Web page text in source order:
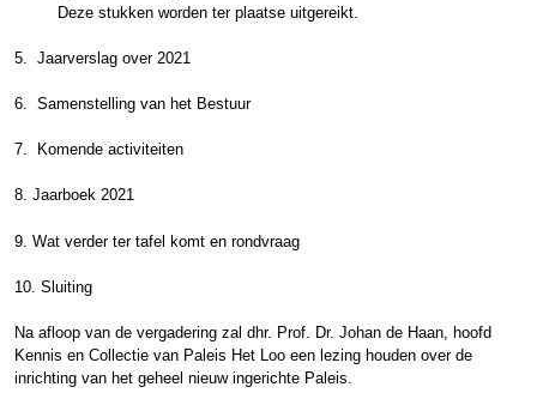
Deze stukken worden ter plaatse uitgereikt.
5. Jaarverslag over 2021
6. Samenstelling van het Bestuur
7. Komende activiteiten
8. Jaarboek 2021
9. Wat verder ter tafel komt en rondvraag
10. Sluiting
Na afloop van de vergadering zal dhr. Prof. Dr. Johan de Haan, hoofd
Kennis en Collectie van Paleis Het Loo een lezing houden over de
inrichting van het geheel nieuw ingerichte Paleis.